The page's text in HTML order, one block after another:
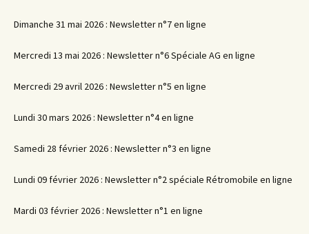
Dimanche 31 mai 2026 : Newsletter n°7 en ligne
Mercredi 13 mai 2026 : Newsletter n°6 Spéciale AG en ligne
Mercredi 29 avril 2026 : Newsletter n°5 en ligne
Lundi 30 mars 2026 : Newsletter n°4 en ligne
Samedi 28 février 2026 : Newsletter n°3 en ligne
Lundi 09 février 2026 : Newsletter n°2 spéciale Rétromobile en ligne
Mardi 03 février 2026 : Newsletter n°1 en ligne